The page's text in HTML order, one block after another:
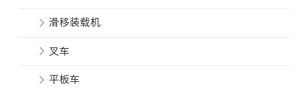
滑移装载机
叉车
平板车